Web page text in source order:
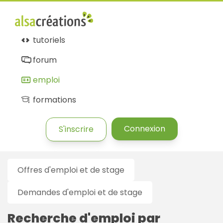
Alsacréations
emploi
tutoriels
forum
emploi
formations
S'inscrire Connexion
Offres d'emploi et de stage
Demandes d'emploi et de stage
Recherche d'emploi par